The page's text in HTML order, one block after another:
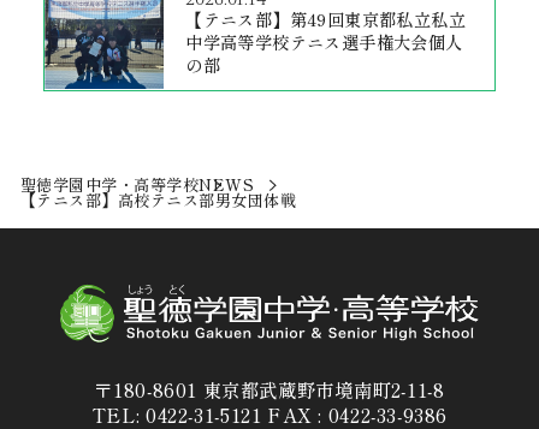
【テニス部】第49回東京都私立私立
中学高等学校テニス選手権大会個人
の部
聖徳学園中学・高等学校NEWS
【テニス部】高校テニス部男女団体戦
〒180-8601 東京都武蔵野市境南町2-11-8
TEL: 0422-31-5121 FAX : 0422-33-9386